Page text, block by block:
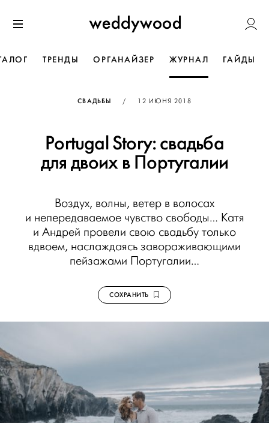
к содержанию
Weddywood
ТРЕНДЫ ОРГАНАЙЗЕР ЖУРНАЛ ГАЙДЫ
СВАДЬБЫ / ОПУБЛИКОВАНО
12 ИЮНЯ 2018
Portugal Story: свадьба
для двоих в Португалии
Воздух, волны, ветер в волосах
и непередаваемое чувство свободы… Катя
и Андрей провели свою свадьбу только
вдвоем, наслаждаясь завораживающими
пейзажами Португалии…
СОХРАНИТЬ